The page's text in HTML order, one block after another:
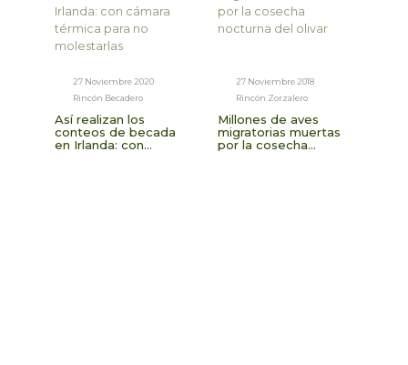
27 Noviembre 2020
Rincón Becadero
Así realizan los
conteos de becada
en Irlanda: con
27 Noviembre 2018
Rincón Zorzalero
Millones de aves
migratorias muertas
por la cosecha